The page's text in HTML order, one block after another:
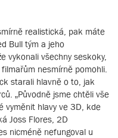
realistická, pak máte
Bull tým a jeho
vykonali všechny seskoky,
nesmírně pomohli.
starali hlavně o to, jak
„Původně jsme chtěli vše
vyměnit hlavy ve 3D, kde
Joss Flores, 2D
nicméně nefungoval u